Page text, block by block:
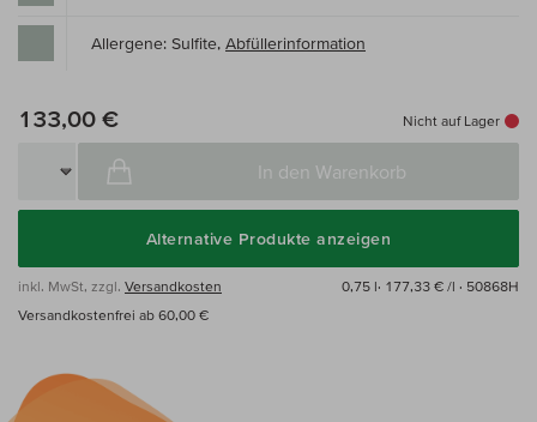
Allergene: Sulfite, Abfüllerinformation
133,00 € Nicht auf Lager
In den Warenkorb
Alternative Produkte anzeigen
inkl. MwSt, zzgl. Versandkosten 0,75 l· 177,33 € /l · 50868H
Versandkostenfrei ab 60,00 €